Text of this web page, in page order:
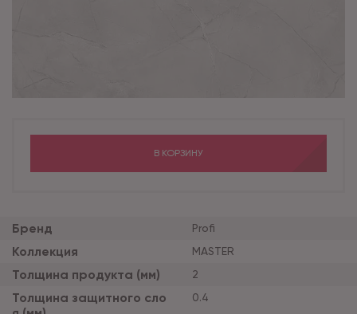
Бренд Profi
Коллекция MASTER
Толщина продукта (мм) 2
Толщина защитного сло
0.4
В КОРЗИНУ